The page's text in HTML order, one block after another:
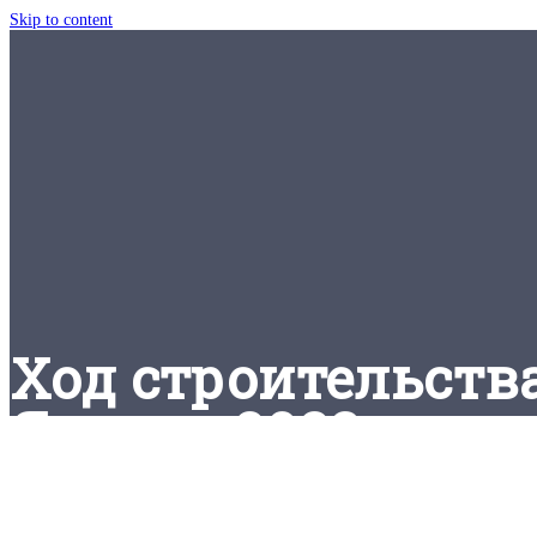
Skip to content
Ход
Январь 2023 года